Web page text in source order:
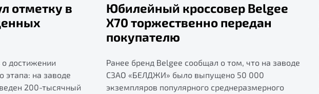
отметку в
достижении
этапа: на заводе
200-тысячный
Юбилейный кроссовер Belgee
X70 торжественно передан
покупателю
Ранее бренд Belgee сообщал о том, что на заводе
СЗАО «БЕЛДЖИ» было выпущено 50 000
экземпляров популярного среднеразмерного